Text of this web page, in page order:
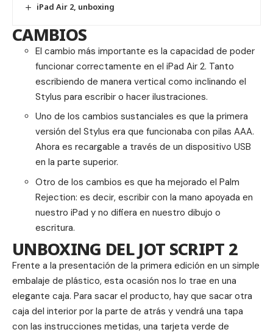
iPad Air 2, unboxing
CAMBIOS
El cambio más importante es la capacidad de poder
funcionar correctamente en el iPad Air 2. Tanto
escribiendo de manera vertical como inclinando el
Stylus para escribir o hacer ilustraciones.
Uno de los cambios sustanciales es que la primera
versión del Stylus era que funcionaba con pilas AAA.
Ahora es recargable a través de un dispositivo USB
en la parte superior.
Otro de los cambios es que ha mejorado el Palm
Rejection: es decir, escribir con la mano apoyada en
nuestro iPad y no difiera en nuestro dibujo o
escritura.
UNBOXING DEL JOT SCRIPT 2
Frente a la presentación de la primera edición en un simple
embalaje de plástico, esta ocasión nos lo trae en una
elegante caja. Para sacar el producto, hay que sacar otra
caja del interior por la parte de atrás y vendrá una tapa
con las instrucciones metidas, una tarjeta verde de